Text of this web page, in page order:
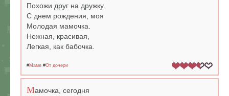
Похожи друг на дружку.
С днем рождения, моя
Молодая мамочка.
Нежная, красивая,
Легкая, как бабочка.
#Маме #От дочери
Мамочка, сегодня